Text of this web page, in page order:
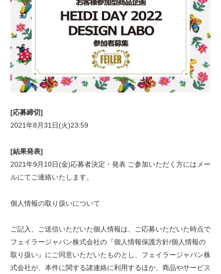
[応募締切]
2021年8月31日(火)23:59
[結果発表]
2021年9月10日(金)応募者決定・発表 ご参加いただく方にはメー
ルにてご連絡いたします。
個人情報の取り扱いについて
ご記入、ご送信いただいた個人情報は、ご応募いただいた時点で
フェイラージャパン株式会社の『個人情報保護方針/個人情報の
取り扱い』にご同意いただいたものとし、フェイラージャパン株
式会社が、本件に関する諸連絡に利用するほか、商品やサービス